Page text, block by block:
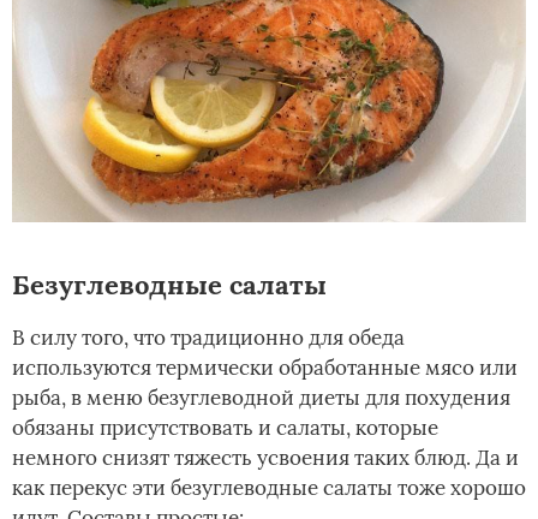
Безуглеводные салаты
В силу того, что традиционно для обеда
используются термически обработанные мясо или
рыба, в меню безуглеводной диеты для похудения
обязаны присутствовать и салаты, которые
немного снизят тяжесть усвоения таких блюд. Да и
как перекус эти безуглеводные салаты тоже хорошо